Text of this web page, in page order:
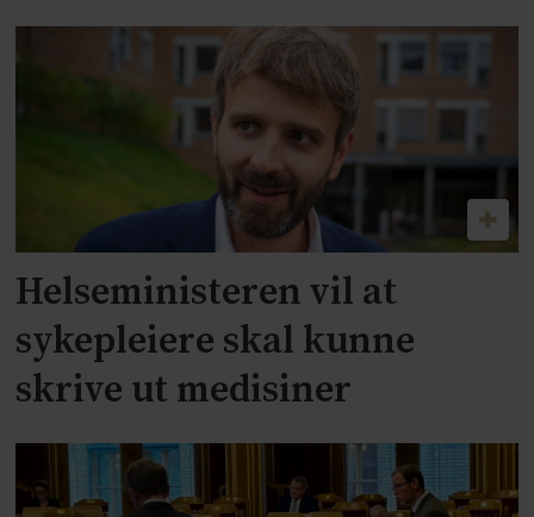
Helseministeren vil at
sykepleiere skal kunne
skrive ut medisiner